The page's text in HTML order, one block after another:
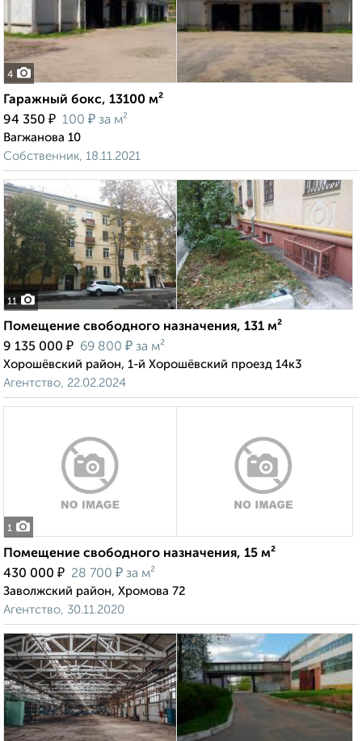
4
Гаражный бокс, 13100 м²
94 350 ₽ 100 ₽ за м²
Вагжанова 10
Собственник, 18.11.2021
11
Помещение свободного назначения, 131 м²
9 135 000 ₽ 69 800 ₽ за м²
Хорошёвский район, 1-й Хорошёвский проезд 14к3
Агентство, 22.02.2024
1
Помещение свободного назначения, 15 м²
430 000 ₽ 28 700 ₽ за м²
Заволжский район, Хромова 72
Агентство, 30.11.2020